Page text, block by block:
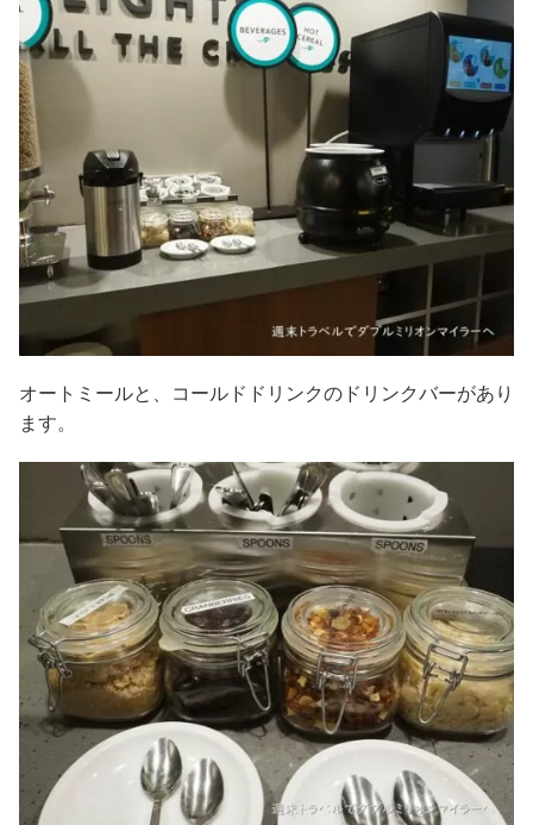
オートミールと、コールドドリンクのドリンクバーがあり
ます。